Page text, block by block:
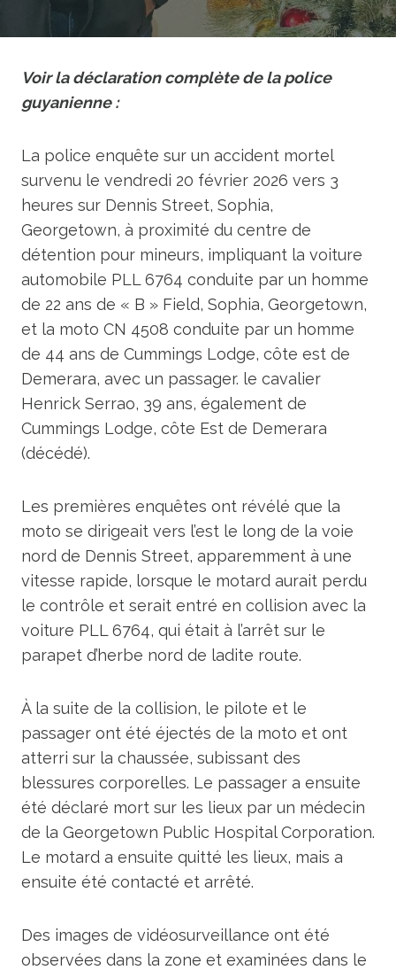
Voir la déclaration complète de la police
guyanienne :
La police enquête sur un accident mortel
survenu le vendredi 20 février 2026 vers 3
heures sur Dennis Street, Sophia,
Georgetown, à proximité du centre de
détention pour mineurs, impliquant la voiture
automobile PLL 6764 conduite par un homme
de 22 ans de « B » Field, Sophia, Georgetown,
et la moto CN 4508 conduite par un homme
de 44 ans de Cummings Lodge, côte est de
Demerara, avec un passager. le cavalier
Henrick Serrao, 39 ans, également de
Cummings Lodge, côte Est de Demerara
(décédé).
Les premières enquêtes ont révélé que la
moto se dirigeait vers l’est le long de la voie
nord de Dennis Street, apparemment à une
vitesse rapide, lorsque le motard aurait perdu
le contrôle et serait entré en collision avec la
voiture PLL 6764, qui était à l’arrêt sur le
parapet d’herbe nord de ladite route.
À la suite de la collision, le pilote et le
passager ont été éjectés de la moto et ont
atterri sur la chaussée, subissant des
blessures corporelles. Le passager a ensuite
été déclaré mort sur les lieux par un médecin
de la Georgetown Public Hospital Corporation.
Le motard a ensuite quitté les lieux, mais a
ensuite été contacté et arrêté.
Des images de vidéosurveillance ont été
observées dans la zone et examinées dans le